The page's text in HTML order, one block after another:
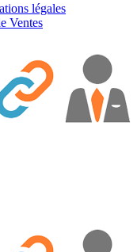
légales
Ventes